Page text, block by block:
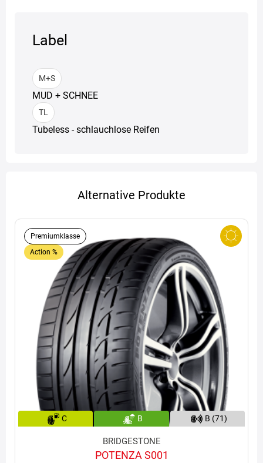
Label
M+S
MUD + SCHNEE
TL
Tubeless - schlauchlose Reifen
Alternative Produkte
Premiumklasse
Action %
C B B (71)
BRIDGESTONE
POTENZA S001